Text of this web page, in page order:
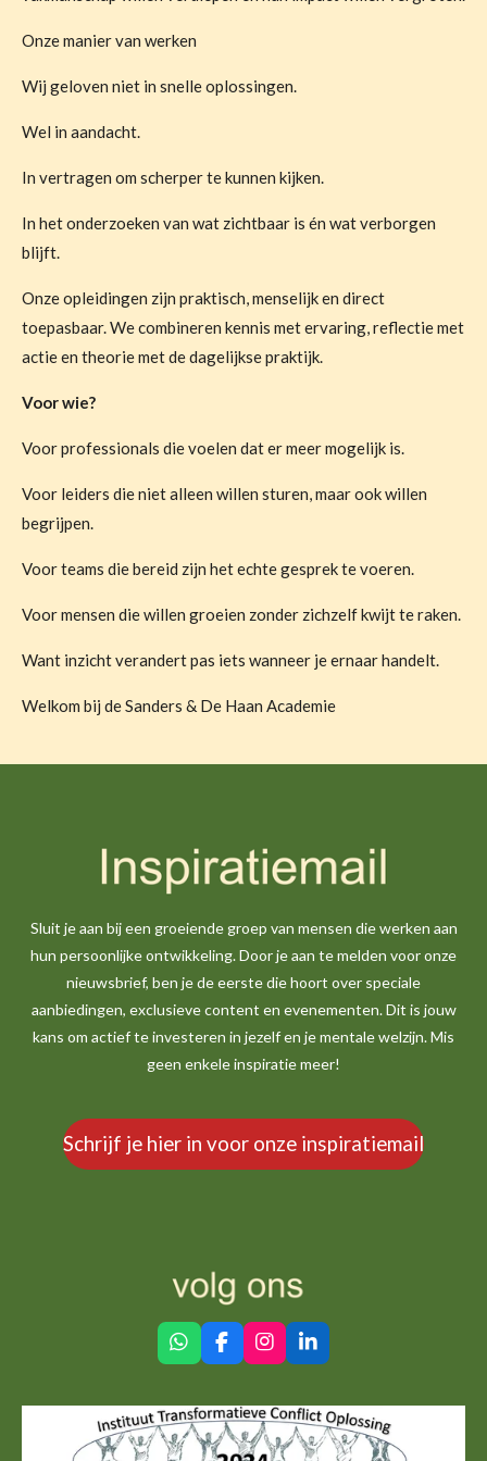
Onze manier van werken
Wij geloven niet in snelle oplossingen.
Wel in aandacht.
In vertragen om scherper te kunnen kijken.
In het onderzoeken van wat zichtbaar is én wat verborgen
blijft.
Onze opleidingen zijn praktisch, menselijk en direct
toepasbaar. We combineren kennis met ervaring, reflectie met
actie en theorie met de dagelijkse praktijk.
Voor wie?
Voor professionals die voelen dat er meer mogelijk is.
Voor leiders die niet alleen willen sturen, maar ook willen
begrijpen.
Voor teams die bereid zijn het echte gesprek te voeren.
Voor mensen die willen groeien zonder zichzelf kwijt te raken.
Want inzicht verandert pas iets wanneer je ernaar handelt.
Welkom bij de Sanders & De Haan Academie
Sluit je aan bij een groeiende groep van mensen die werken aan
hun persoonlijke ontwikkeling. Door je aan te melden voor onze
nieuwsbrief, ben je de eerste die hoort over speciale
aanbiedingen, exclusieve content en evenementen. Dit is jouw
kans om actief te investeren in jezelf en je mentale welzijn. Mis
geen enkele inspiratie meer!
Schrijf je hier in voor onze inspiratiemail
W
h
t
s
A
F
a
e
b
o
I
n
t
a
g
L
i
k
e
d